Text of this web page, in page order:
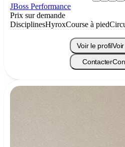
JBoss Performance
Prix sur demande
DisciplinesHyroxCourse à pied
Voir le profil
Contacter